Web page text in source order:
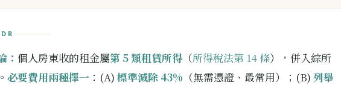
： 個人房東收的租金屬第 5 類租賃所得 （所得稅法第 14 條），併入綜所
必要費用兩種擇一 ：(A) 標準減除 43% （無需憑證、最常用）；(B) 列舉